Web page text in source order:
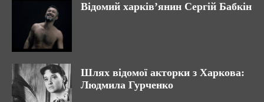
Відомий харків’янин Сергій Бабкін
Шлях відомої акторки з Харкова:
Людмила Гурченко